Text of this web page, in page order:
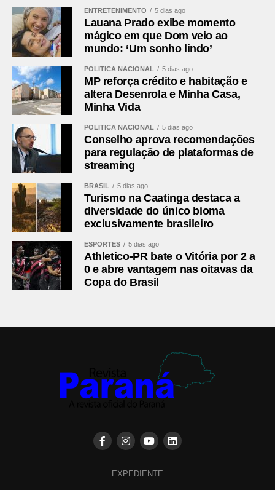
ENTRETENIMENTO 5 dias ago
Lauana Prado exibe momento
mágico em que Dom veio ao
mundo: ‘Um sonho lindo’
POLÍTICA NACIONAL 5 dias ago
MP reforça crédito e habitação e
altera Desenrola e Minha Casa,
Minha Vida
POLÍTICA NACIONAL 5 dias ago
Conselho aprova recomendações
para regulação de plataformas de
streaming
BRASIL 5 dias ago
Turismo na Caatinga destaca a
diversidade do único bioma
exclusivamente brasileiro
ESPORTES 5 dias ago
Athletico-PR bate o Vitória por 2 a
0 e abre vantagem nas oitavas da
Copa do Brasil
EXPEDIENTE